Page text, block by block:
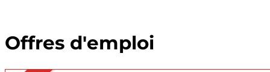
Offres d'emploi